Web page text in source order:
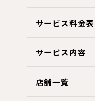
サービス料金表
サービス内容
店舗一覧